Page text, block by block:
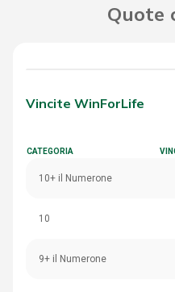
Quote
Vincite WinForLife
CATEGORIA
10+ il Numerone
10
9+ il Numerone